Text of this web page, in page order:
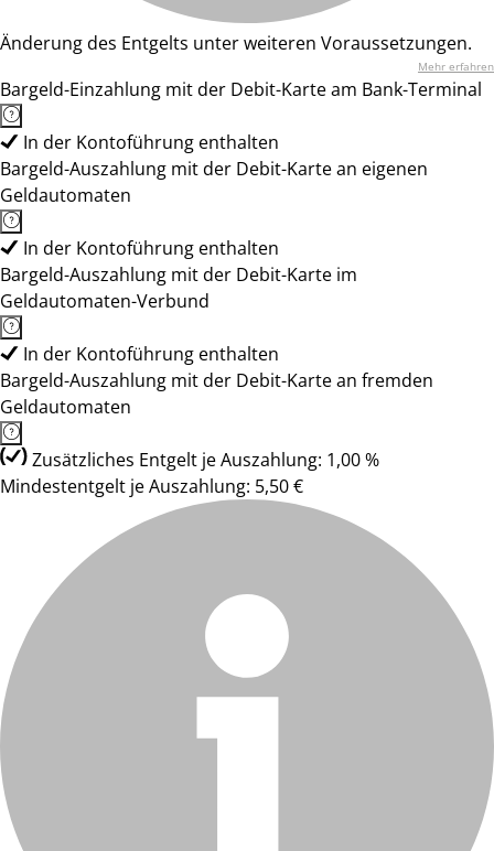
Änderung des Entgelts unter weiteren Voraussetzungen.
Mehr erfahren
Bargeld-Einzahlung mit der Debit-Karte am Bank-Terminal
In der Kontoführung enthalten
Bargeld-Auszahlung mit der Debit-Karte an eigenen
Geldautomaten
In der Kontoführung enthalten
Bargeld-Auszahlung mit der Debit-Karte im
Geldautomaten-Verbund
In der Kontoführung enthalten
Bargeld-Auszahlung mit der Debit-Karte an fremden
Geldautomaten
Zusätzliches Entgelt je Auszahlung: 1,00 %
Mindestentgelt je Auszahlung: 5,50 €